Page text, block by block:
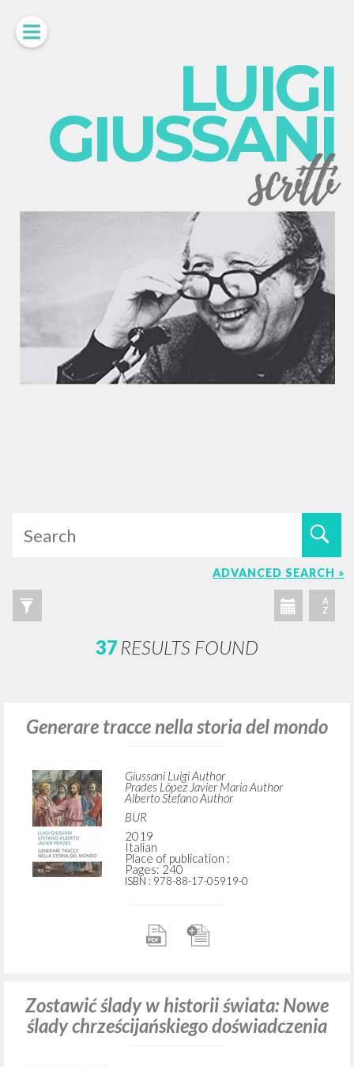
LUIGI
GIUSSANI
scritti
ADVANCED SEARCH »
A
Z
37 RESULTS FOUND
Generare tracce nella storia del mondo
Giussani Luigi Author
Prades López Javier Maria Author
Alberto Stefano Author
BUR
2019
Italian
Place of publication :
Pages: 240
ISBN : 978-88-17-05919-0
Zostawić ślady w historii świata: Nowe
ślady chrześcijańskiego doświadczenia